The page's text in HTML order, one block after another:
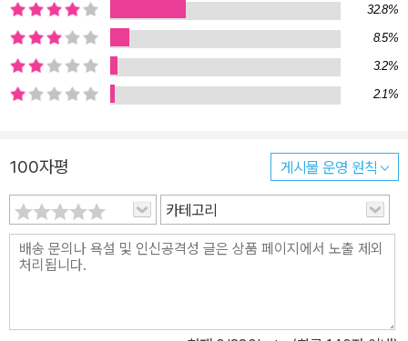
할 것인가에 모이고 있고, 시장을 향한 신념은 꺾이지 않았다. 시장이
재화를 분배하고 부를 창출하는 가장 효율적인 도구이고, 개인의 자
유로운 선택에 의해 거래가 공정하게 이루어진다면 ‘시장은 언제나
옳다’는 신념은 확신을 넘어 종교와도 같은 지위를 차지하고 있다. 사
바로잡고 합리적인 규제안을 도출해 낼 것인가에 집중되어 왔다. 마
이클 샌델은 이러한 제도적인 개선 이전에 시장에 대한 우리의 생각
이 근본적으로 바뀌어야 한다고 말한다. 시장의 자율규제와 정부의
감독이 제대로 이루어진다고 해도, 시장 거래가 삶의 방식과 사고방
식, 그리고 도덕적 가치와 공동체적 가치를 훼손하고 변질시킨다면
32.8%
8.5%
3.2%
2.1%
100자평 게시물 운영 원칙
카테고리